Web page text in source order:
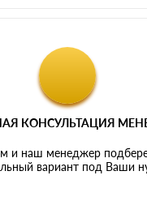
КОНСУЛЬТАЦИЯ
и наш менеджер
вариант под Ваши